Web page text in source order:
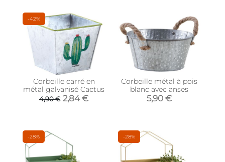
-42%
Corbeille carré en
métal galvanisé Cactus
4,90 € 2,84 €
Corbeille métal à pois
blanc avec anses
5,90 €
-28% -28%